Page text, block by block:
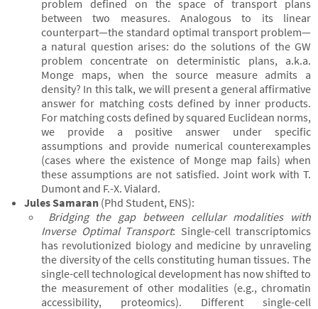
problem defined on the space of transport plans
between two measures. Analogous to its linear
counterpart—the standard optimal transport problem—
a natural question arises: do the solutions of the GW
problem concentrate on deterministic plans, a.k.a.
Monge maps, when the source measure admits a
density? In this talk, we will present a general affirmative
answer for matching costs defined by inner products.
For matching costs defined by squared Euclidean norms,
we provide a positive answer under specific
assumptions and provide numerical counterexamples
(cases where the existence of Monge map fails) when
these assumptions are not satisfied. Joint work with T.
Dumont and F.-X. Vialard.
Jules Samaran (Phd Student, ENS):
Bridging the gap between cellular modalities with
Inverse Optimal Transport: Single-cell transcriptomics
has revolutionized biology and medicine by unraveling
the diversity of the cells constituting human tissues. The
single-cell technological development has now shifted to
the measurement of other modalities (e.g., chromatin
accessibility, proteomics). Different single-cell